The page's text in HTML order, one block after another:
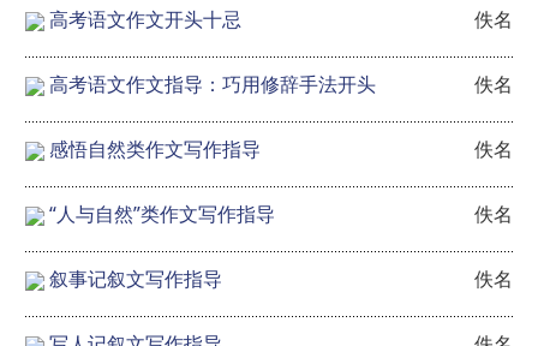
高考语文作文开头十忌 佚名
高考语文作文指导：巧用修辞手法开头 佚名
感悟自然类作文写作指导 佚名
“人与自然”类作文写作指导 佚名
叙事记叙文写作指导 佚名